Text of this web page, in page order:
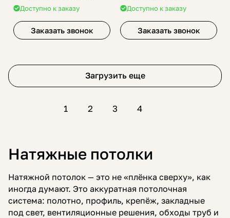
Доступно к заказу
Заказать звонок
Доступно к заказу
Заказать звонок
Загрузить еще
1 2 3 4
Натяжные потолки
Натяжной потолок — это не «плёнка сверху», как
иногда думают. Это аккуратная потолочная
система: полотно, профиль, крепёж, закладные
под свет, вентиляционные решения, обходы труб и